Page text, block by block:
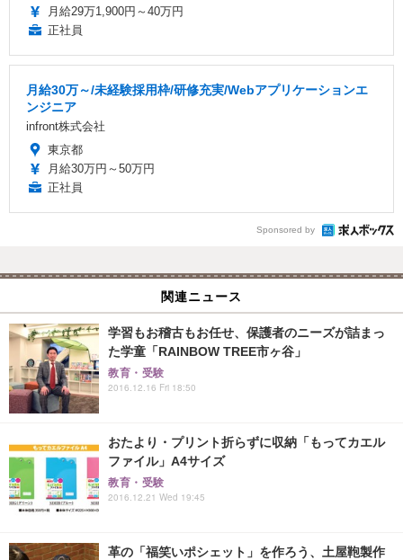
月給29万1,900円～40万円
正社員
月給30万～/未経験採用枠/研修充実/Webアプリケーションエ
ンジニア
infront株式会社
東京都
月給30万円～50万円
正社員
Sponsored by
関連ニュース
学習もお稽古もお任せ、保護者のニーズが詰まっ
た学童「RAINBOW TREE市ヶ谷」
教育・受験
2016.12.16 Fri 18:50
おたより・プリント折らずに収納「もってカエル
ファイル」A4サイズ
教育・受験
2016.12.21 Wed 19:45
革の「福笑いポシェット」を作ろう、土屋鞄製作